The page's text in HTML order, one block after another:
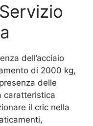
dell’acciaio
di 2000 kg,
delle
caratteristica
il cric nella